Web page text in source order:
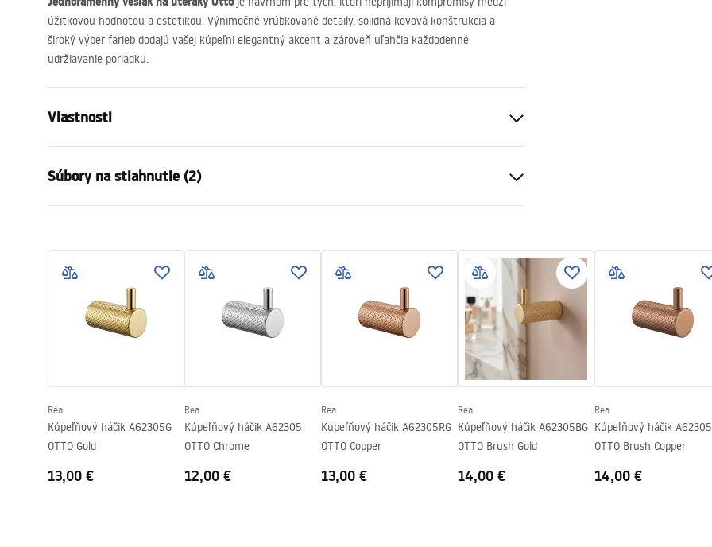
úžitkovou hodnotou a estetikou. Výnimočné vrúbkované detaily, solidná kovová konštrukcia a
široký výber farieb dodajú vašej kúpeľni elegantný akcent a zároveň uľahčia každodenné
udržiavanie poriadku.
Vlastnosti
Materiál
Spôsob montáže
Skrutkovací
Súbory na stiahnutie (2)
Warranty_Terms_and_Conditions_
Accessories_-_24.pdf
Safety_Information_Accessories.pd
Rea
Kúpeľňový háčik A62305G
OTTO Gold
13,00 €
Rea
Kúpeľňový háčik A62305
OTTO Chrome
12,00 €
Rea
Kúpeľňový háčik A62305RG
OTTO Copper
13,00 €
Rea
Kúpeľňový háčik A62305BG
OTTO Brush Gold
14,00 €
Rea
Kúpeľňový háčik
OTTO Brush Copper
14,00 €